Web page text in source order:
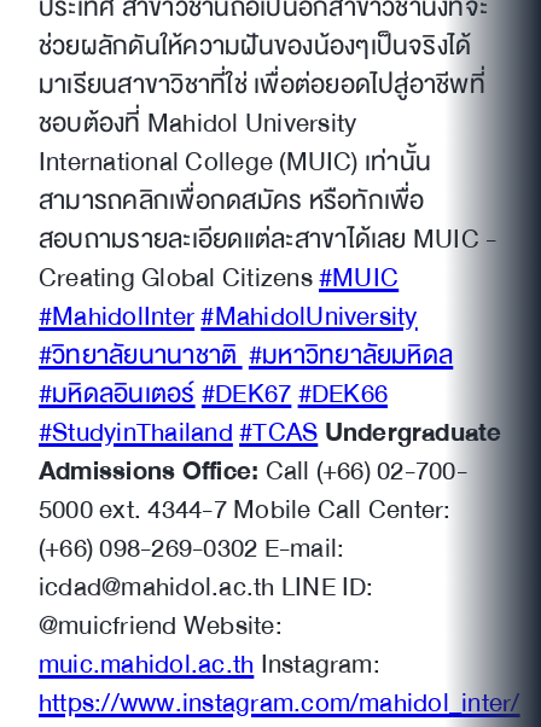
ช่วยผลักดันให้ความฝันของน้องๆเป็นจริงได้
มาเรียนสาขาวิชาที่ใช่ เพื่อต่อยอดไปสู่อาชีพที่
ชอบต้องที่ Mahidol University
International College (MUIC) เท่านั้น
สามารถคลิกเพื่อกดสมัคร หรือทักเพื่อ
สอบถามรายละเอียดแต่ละสาขาได้เลย MUIC -
Creating Global Citizens#MUIC
#MahidolInter#MahidolUniversity
#วิทยาลัยนานาชาติ#มหาวิทยาลัยมหิดล
#มหิดลอินเตอร์#DEK67#DEK66
#StudyinThailand#TCASUndergraduate
Admissions Office: Call (+66) 02-700-
5000 ext. 4344-7 Mobile Call Center:
(+66) 098-269-0302 E-mail:
icdad@mahidol.ac.th LINE ID:
@muicfriend Website:
muic.mahidol.ac.thInstagram:
https://www.instagram.com/mahidol_inter/